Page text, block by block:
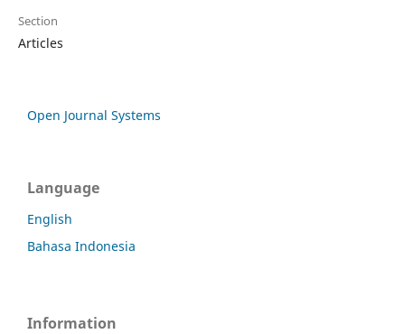
Section
Articles
Open Journal Systems
Language
English
Bahasa Indonesia
Information